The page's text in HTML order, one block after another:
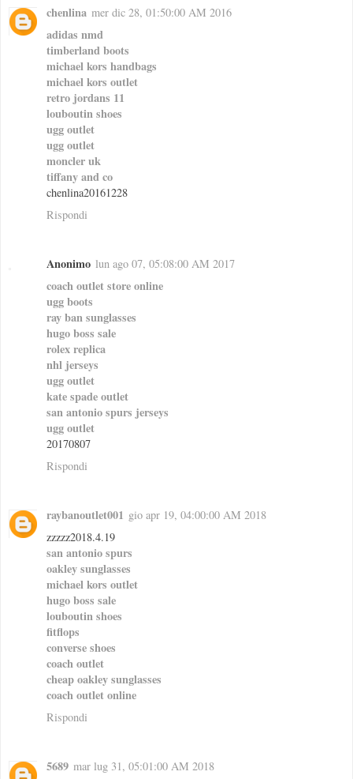
chenlina mer dic 28, 01:50:00 AM 2016
adidas nmd
timberland boots
michael kors handbags
michael kors outlet
retro jordans 11
louboutin shoes
ugg outlet
ugg outlet
moncler uk
tiffany and co
chenlina20161228
Rispondi
Anonimo lun ago 07, 05:08:00 AM 2017
coach outlet store online
ugg boots
ray ban sunglasses
hugo boss sale
rolex replica
nhl jerseys
ugg outlet
kate spade outlet
san antonio spurs jerseys
ugg outlet
20170807
Rispondi
raybanoutlet001 gio apr 19, 04:00:00 AM 2018
zzzzz2018.4.19
san antonio spurs
oakley sunglasses
michael kors outlet
hugo boss sale
louboutin shoes
fitflops
converse shoes
coach outlet
cheap oakley sunglasses
coach outlet online
Rispondi
5689 mar lug 31, 05:01:00 AM 2018